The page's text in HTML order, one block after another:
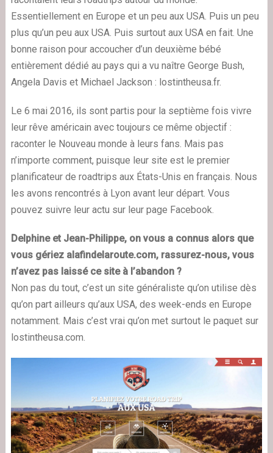
Essentiellement en Europe et un peu aux USA. Puis un peu
plus qu’un peu aux USA. Puis surtout aux USA en fait. Une
bonne raison pour accoucher d’un deuxième bébé
entièrement dédié au pays qui a vu naître George Bush,
Angela Davis et Michael Jackson : lostintheusa.fr.
Le 6 mai 2016, ils sont partis pour la septième fois vivre
leur rêve américain avec toujours ce même objectif :
raconter le Nouveau monde à leurs fans. Mais pas
n’importe comment, puisque leur site est le premier
planificateur de roadtrips aux États-Unis en français. Nous
les avons rencontrés à Lyon avant leur départ. Vous
pouvez suivre leur actu sur leur page Facebook.
Delphine et Jean-Philippe, on vous a connus alors que
vous gériez alafindelaroute.com, rassurez-nous, vous
n’avez pas laissé ce site à l’abandon ?
Non pas du tout, c’est un site généraliste qu’on utilise dès
qu’on part ailleurs qu’aux USA, des week-ends en Europe
notamment. Mais c’est vrai qu’on met surtout le paquet sur
lostintheusa.com.